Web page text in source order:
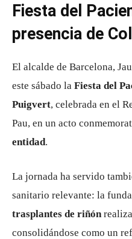
Fiesta del
presencia de
El alcalde de Barcelona,
este sábado la Fiesta del
Puigvert, celebrada en el
Pau, en un acto
entidad.
La jornada ha servido
sanitario relevante: la
trasplantes de riñón
consolidándose como un